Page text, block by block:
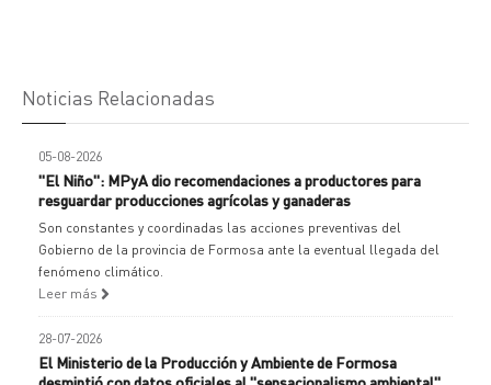
Noticias Relacionadas
05-08-2026
"El Niño": MPyA dio recomendaciones a productores para
resguardar producciones agrícolas y ganaderas
Son constantes y coordinadas las acciones preventivas del
Gobierno de la provincia de Formosa ante la eventual llegada del
fenómeno climático.
Leer más
28-07-2026
El Ministerio de la Producción y Ambiente de Formosa